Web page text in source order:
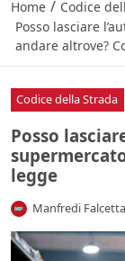
Home / Codice
Posso lasciare
andare altrove?
Codice della Strada
Posso
legge
Manfredi Falcetta